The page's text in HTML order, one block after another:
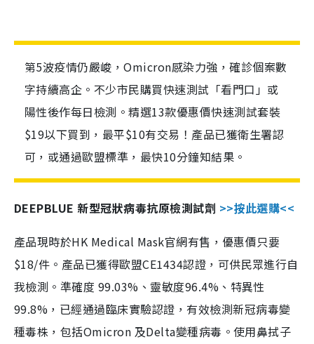
第5波疫情仍嚴峻，Omicron感染力強，確診個案數
字持續高企。不少市民購買快速測試「看門口」或
陽性後作每日檢測。精選13款優惠價快速測試套裝
$19以下買到，最平$10有交易！產品已獲衛生署認
可，或通過歐盟標準，最快10分鐘知結果。
DEEPBLUE 新型冠狀病毒抗原檢測試劑 >>按此選購<<
產品現時於HK Medical Mask官網有售，優惠價只要
$18/件。產品已獲得歐盟CE1434認證，可供民眾進行自
我檢測。準確度 99.03%、靈敏度96.4%、特異性
99.8%，已經通過臨床實驗認證，有效檢測新冠病毒變
種毒株，包括Omicron 及Delta變種病毒。使用鼻拭子